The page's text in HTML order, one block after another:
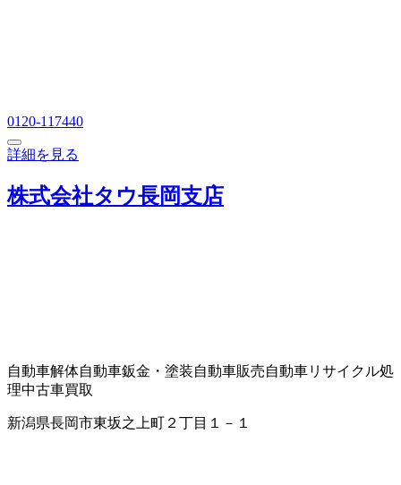
0120-117440
詳細を見る
株式会社タウ長岡支店
自動車解体自動車鈑金・塗装自動車販売自動車リサイクル処
理中古車買取
新潟県長岡市東坂之上町２丁目１－１